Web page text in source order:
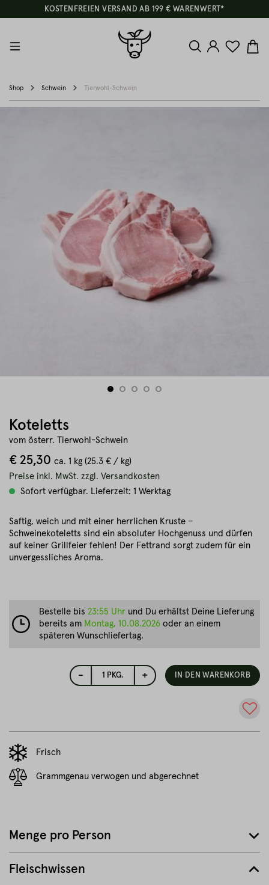
KOSTENFREIEN VERSAND AB 199 € WARENWERT*
Shop Schwein Tierwohl-Schwein
Koteletts
vom österr. Tierwohl-Schwein
€ 25,30 ca. 1 kg (25.3 € / kg)
Preise inkl. MwSt. zzgl. Versandkosten
Sofort verfügbar. Lieferzeit: 1 Werktag
Saftig, weich und mit einer herrlichen Kruste –
Schweinekoteletts sind ein absoluter Hochgenuss und dürfen
auf keiner Grillfeier fehlen! Der Fettrand sorgt zudem für ein
unvergessliches Aroma.
- 1 PKG. + IN DEN WARENKORB
Frisch
Grammgenau verwogen und abgerechnet
Bestelle bis 23:55 Uhr und Du erhältst Deine Lieferung
bereits am Montag, 10.08.2026 oder an einem
späteren Wunschliefertag.
Fleischwissen
Menge pro Person